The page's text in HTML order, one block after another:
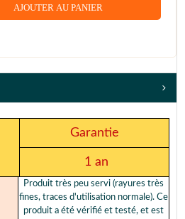
AJOUTER AU PANIER
Garantie
1 an
Produit très peu servi (rayures très
fines, traces d'utilisation normale). Ce
produit a été vérifié et testé, et est